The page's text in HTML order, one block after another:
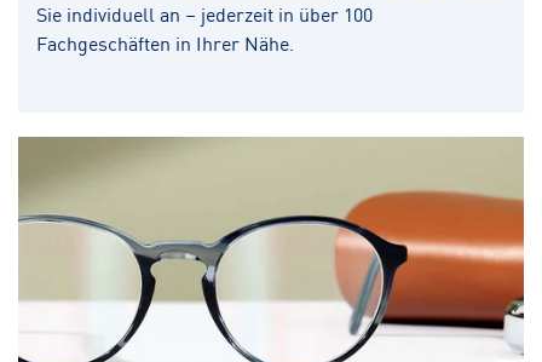
Sie individuell an – jederzeit in über 100
Fachgeschäften in Ihrer Nähe.